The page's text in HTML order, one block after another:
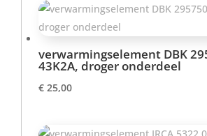
verwarmingselement DBK
43K2A, droger onderdeel
€ 25,00